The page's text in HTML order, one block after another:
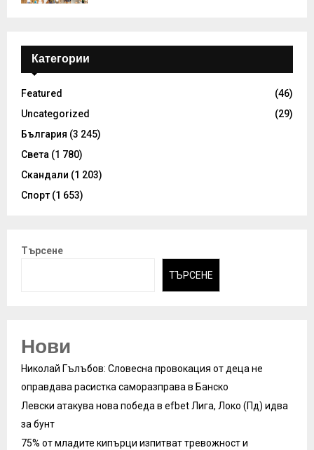
Категории
Featured
(46)
Uncategorized
(29)
България (3 245)
Света (1 780)
Скандали (1 203)
Спорт (1 653)
Търсене
ТЪРСЕНЕ
Нови
Николай Гълъбов: Словесна провокация от деца не
оправдава расистка саморазправа в Банско
Левски атакува нова победа в efbet Лига, Локо (Пд) идва
за бунт
75% от младите кипърци изпитват тревожност и